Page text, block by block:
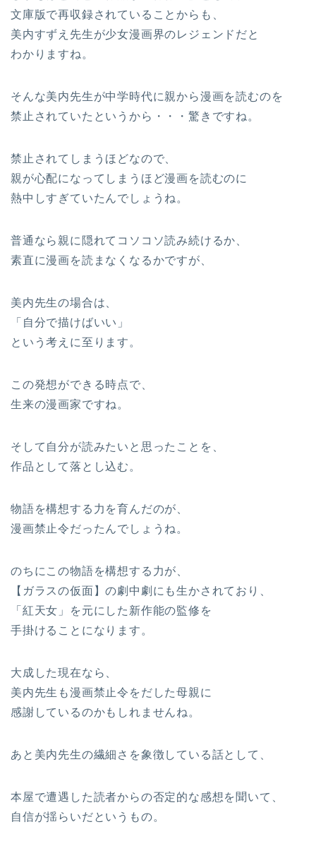
文庫版で再収録されていることからも、
美内すずえ先生が少女漫画界のレジェンドだと
わかりますね。
そんな美内先生が中学時代に親から漫画を読むのを
禁止されていたというから・・・驚きですね。
禁止されてしまうほどなので、
親が心配になってしまうほど漫画を読むのに
熱中しすぎていたんでしょうね。
普通なら親に隠れてコソコソ読み続けるか、
素直に漫画を読まなくなるかですが、
美内先生の場合は、
「自分で描けばいい」
という考えに至ります。
この発想ができる時点で、
生来の漫画家ですね。
そして自分が読みたいと思ったことを、
作品として落とし込む。
物語を構想する力を育んだのが、
漫画禁止令だったんでしょうね。
のちにこの物語を構想する力が、
【ガラスの仮面】の劇中劇にも生かされており、
「紅天女」を元にした新作能の監修を
手掛けることになります。
大成した現在なら、
美内先生も漫画禁止令をだした母親に
感謝しているのかもしれませんね。
あと美内先生の繊細さを象徴している話として、
本屋で遭遇した読者からの否定的な感想を聞いて、
自信が揺らいだというもの。